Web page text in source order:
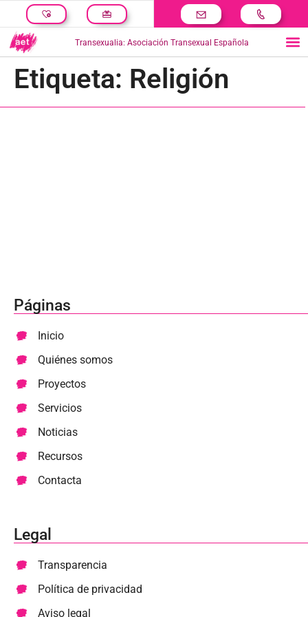
Transexualia: Asociación Transexual Española
Etiqueta: Religión
Páginas
Inicio
Quiénes somos
Proyectos
Servicios
Noticias
Recursos
Contacta
Legal
Transparencia
Política de privacidad
Aviso legal